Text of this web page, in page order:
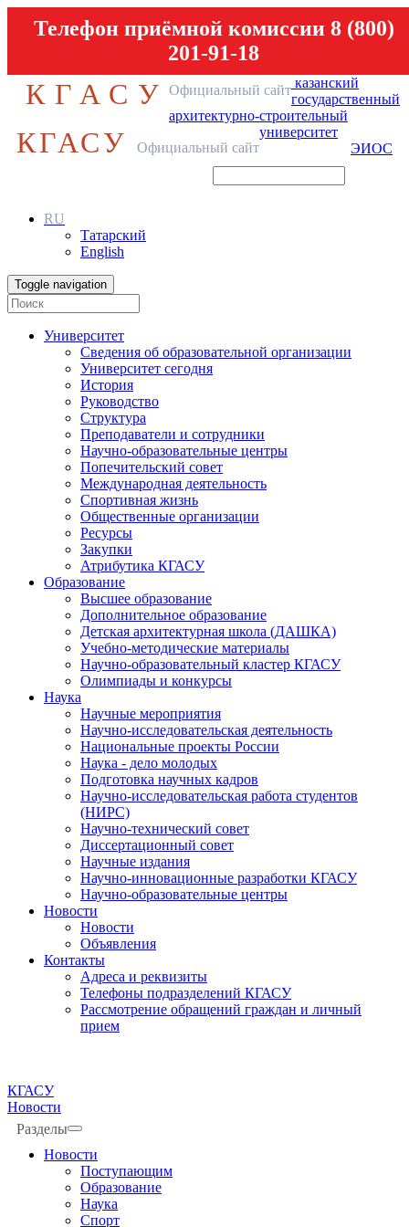
Телефон приёмной комиссии 8 (800)
201-91-18
КГАСУ Официальный сайт казанский
государственный
архитектурно-строительный
университет
КГАСУ Официальный сайт ЭИОС
RU
Татарский
English
Toggle navigation
Университет
Сведения об образовательной организации
Университет сегодня
История
Руководство
Структура
Преподаватели и сотрудники
Научно-образовательные центры
Попечительский совет
Международная деятельность
Спортивная жизнь
Общественные организации
Ресурсы
Закупки
Атрибутика КГАСУ
Образование
Высшее образование
Дополнительное образование
Детская архитектурная школа (ДАШКА)
Учебно-методические материалы
Научно-образовательный кластер КГАСУ
Олимпиады и конкурсы
Наука
Научные мероприятия
Научно-исследовательская деятельность
Национальные проекты России
Наука - дело молодых
Подготовка научных кадров
Научно-исследовательская работа студентов
(НИРС)
Научно-технический совет
Диссертационный совет
Научные издания
Научно-инновационные разработки КГАСУ
Научно-образовательные центры
Новости
Новости
Объявления
Контакты
Адреса и реквизиты
Телефоны подразделений КГАСУ
Рассмотрение обращений граждан и личный
прием
КГАСУ
Новости
Разделы
Новости
Поступающим
Образование
Наука
Спорт